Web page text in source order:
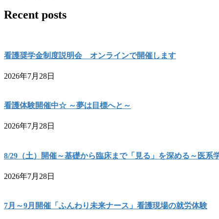
Recent posts
看護奨学金制度説明会 オンラインで開催します
2026年7月28日
看護体験開催中☆ ～夢は目標へと～
2026年7月28日
8/29（土）開催～基礎から臨床まで「見る」を深める～医系
2026年7月28日
7月～9月開催「ふんわり未来ナース」看護現場の就労体験